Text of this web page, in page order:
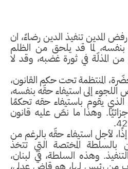
المدين تنفيذ الدين رضاءً، ان
بنفسه، لما قد يلحق من الظلم
من المذلّة في ثورة غضبه، وقد لا
المنتظمة تحت حكم القانون،
إلى استيفاء حقّه بنفسه،
يقوم باستيفاء حقه تحكمًا
وهذا ما نصّ عليه قانون
لأجل استيفاء حقّه بالرغم من
المختصة التي تتخذ
وهذه السلطة، في لبنان،